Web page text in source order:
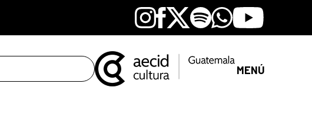
Instagram
Facebook
X SpotifyWhatsapp
Youtube
MENÚ